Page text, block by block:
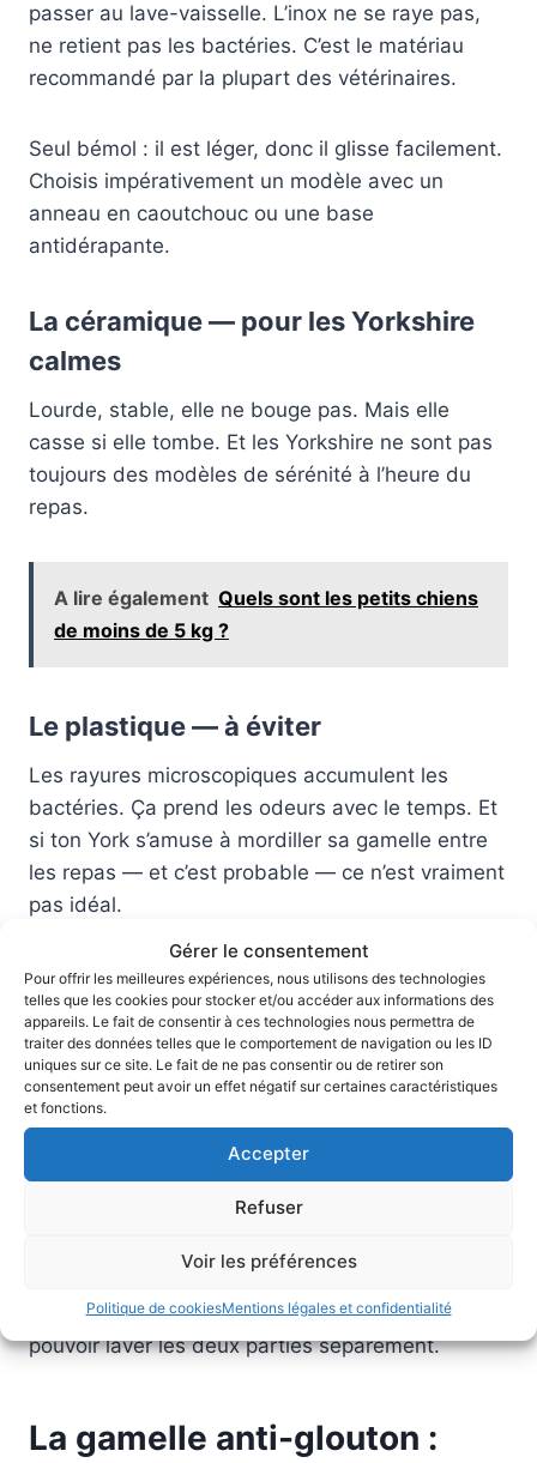
Gérer le consentement
Pour offrir les meilleures expériences, nous utilisons des technologies
telles que les cookies pour stocker et/ou accéder aux informations des
appareils. Le fait de consentir à ces technologies nous permettra de
traiter des données telles que le comportement de navigation ou les ID
uniques sur ce site. Le fait de ne pas consentir ou de retirer son
consentement peut avoir un effet négatif sur certaines caractéristiques
et fonctions.
Accepter
Refuser
Voir les préférences
Politique de cookiesMentions légales et confidentialité
passer au lave-vaisselle. L’inox ne se raye pas,
ne retient pas les bactéries. C’est le matériau
recommandé par la plupart des vétérinaires.
Seul bémol : il est léger, donc il glisse facilement.
Choisis impérativement un modèle avec un
anneau en caoutchouc ou une base
antidérapante.
La céramique — pour les Yorkshire
calmes
Lourde, stable, elle ne bouge pas. Mais elle
casse si elle tombe. Et les Yorkshire ne sont pas
toujours des modèles de sérénité à l’heure du
repas.
A lire également Quels sont les petits chiens
de moins de 5 kg ?
Le plastique — à éviter
Les rayures microscopiques accumulent les
bactéries. Ça prend les odeurs avec le temps. Et
si ton York s’amuse à mordiller sa gamelle entre
les repas — et c’est probable — ce n’est vraiment
pas idéal.
La base antidérapante : pas
négociable
Le Yorkshire est petit, mais il peut donner de
sacrés coups de museau dans sa gamelle quand
il mange avec enthousiasme. Sans base
antidérapante, la gamelle part en balade sur le
caoutchouc, de préférence amoviblepour
pouvoir laver les deux parties séparément.
La gamelle anti-glouton :